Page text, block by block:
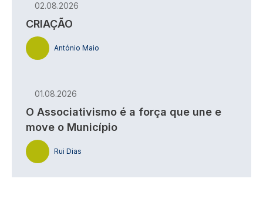
02.08.2026
CRIAÇÃO
António Maio
01.08.2026
O Associativismo é a força que une e
move o Município
Rui Dias